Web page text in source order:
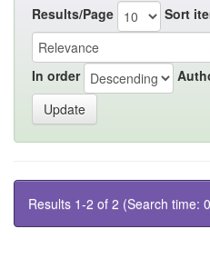
Results/Page Sort
In order
Results 1-2 of 2 (Search time: